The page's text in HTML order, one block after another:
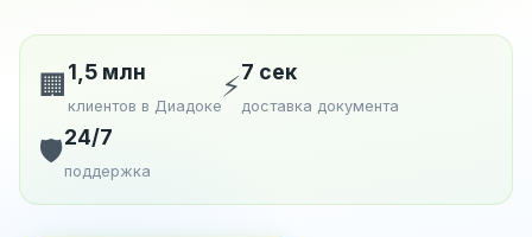
🏢 1,5 млн
клиентов в Диадоке
⚡7 сек
доставка документа
🛡️24/7
поддержка